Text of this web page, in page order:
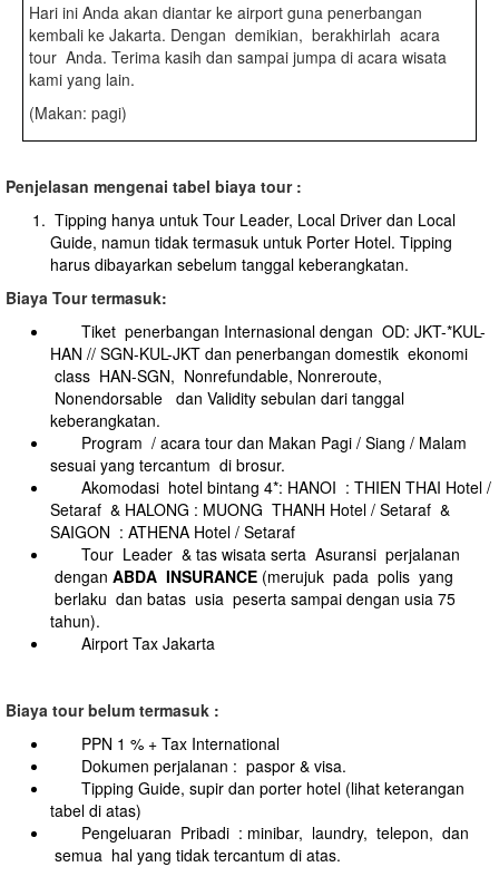
Hari ini Anda akan diantar ke airport guna penerbangan
kembali ke Jakarta. Dengan demikian, berakhirlah acara
tour Anda. Terima kasih dan sampai jumpa di acara wisata
kami yang lain.
(Makan: pagi)
Penjelasan mengenai tabel biaya tour :
Tipping hanya untuk Tour Leader, Local Driver dan Local
Guide, namun tidak termasuk untuk Porter Hotel. Tipping
harus dibayarkan sebelum tanggal keberangkatan.
Biaya Tour termasuk:
Tiket penerbangan Internasional dengan OD: JKT-*KUL-
HAN // SGN-KUL-JKT dan penerbangan domestik ekonomi
class HAN-SGN, Nonrefundable, Nonreroute,
Nonendorsable dan Validity sebulan dari tanggal
keberangkatan.
Program / acara tour dan Makan Pagi / Siang / Malam
sesuai yang tercantum di brosur.
Akomodasi hotel bintang 4*: HANOI : THIEN THAI Hotel /
Setaraf & HALONG : MUONG THANH Hotel / Setaraf &
SAIGON : ATHENA Hotel / Setaraf
Tour Leader & tas wisata serta Asuransi perjalanan
dengan ABDA INSURANCE (merujuk pada polis yang
berlaku dan batas usia peserta sampai dengan usia 75
tahun).
Airport Tax Jakarta
Biaya tour belum termasuk :
PPN 1 % + Tax International
Dokumen perjalanan : paspor & visa.
Tipping Guide, supir dan porter hotel (lihat keterangan
tabel di atas)
Pengeluaran Pribadi : minibar, laundry, telepon, dan
semua hal yang tidak tercantum di atas.